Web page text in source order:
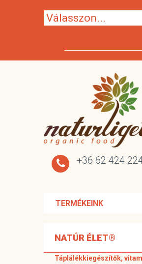
+36 62 424
TERMÉKEINK
NATÚR ÉLET®
Táplálékkiegészítők,